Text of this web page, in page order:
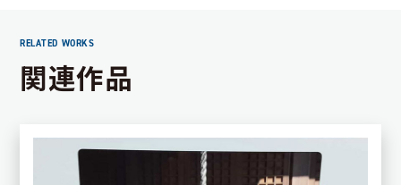
関連作品